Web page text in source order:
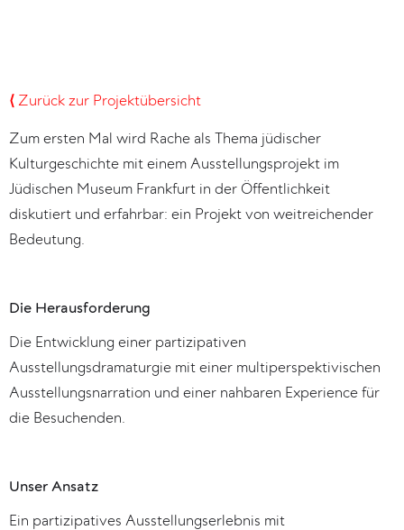
⟨ Zurück zur Projektübersicht
Zum ersten Mal wird Rache als Thema jüdischer
Kulturgeschichte mit einem Ausstellungsprojekt im
Jüdischen Museum Frankfurt in der Öffentlichkeit
diskutiert und erfahrbar: ein Projekt von weitreichender
Bedeutung.
Die Herausforderung
Die Entwicklung einer partizipativen
Ausstellungsdramaturgie mit einer multiperspektivischen
Ausstellungsnarration und einer nahbaren Experience für
die Besuchenden.
Unser Ansatz
Ein partizipatives Ausstellungserlebnis mit